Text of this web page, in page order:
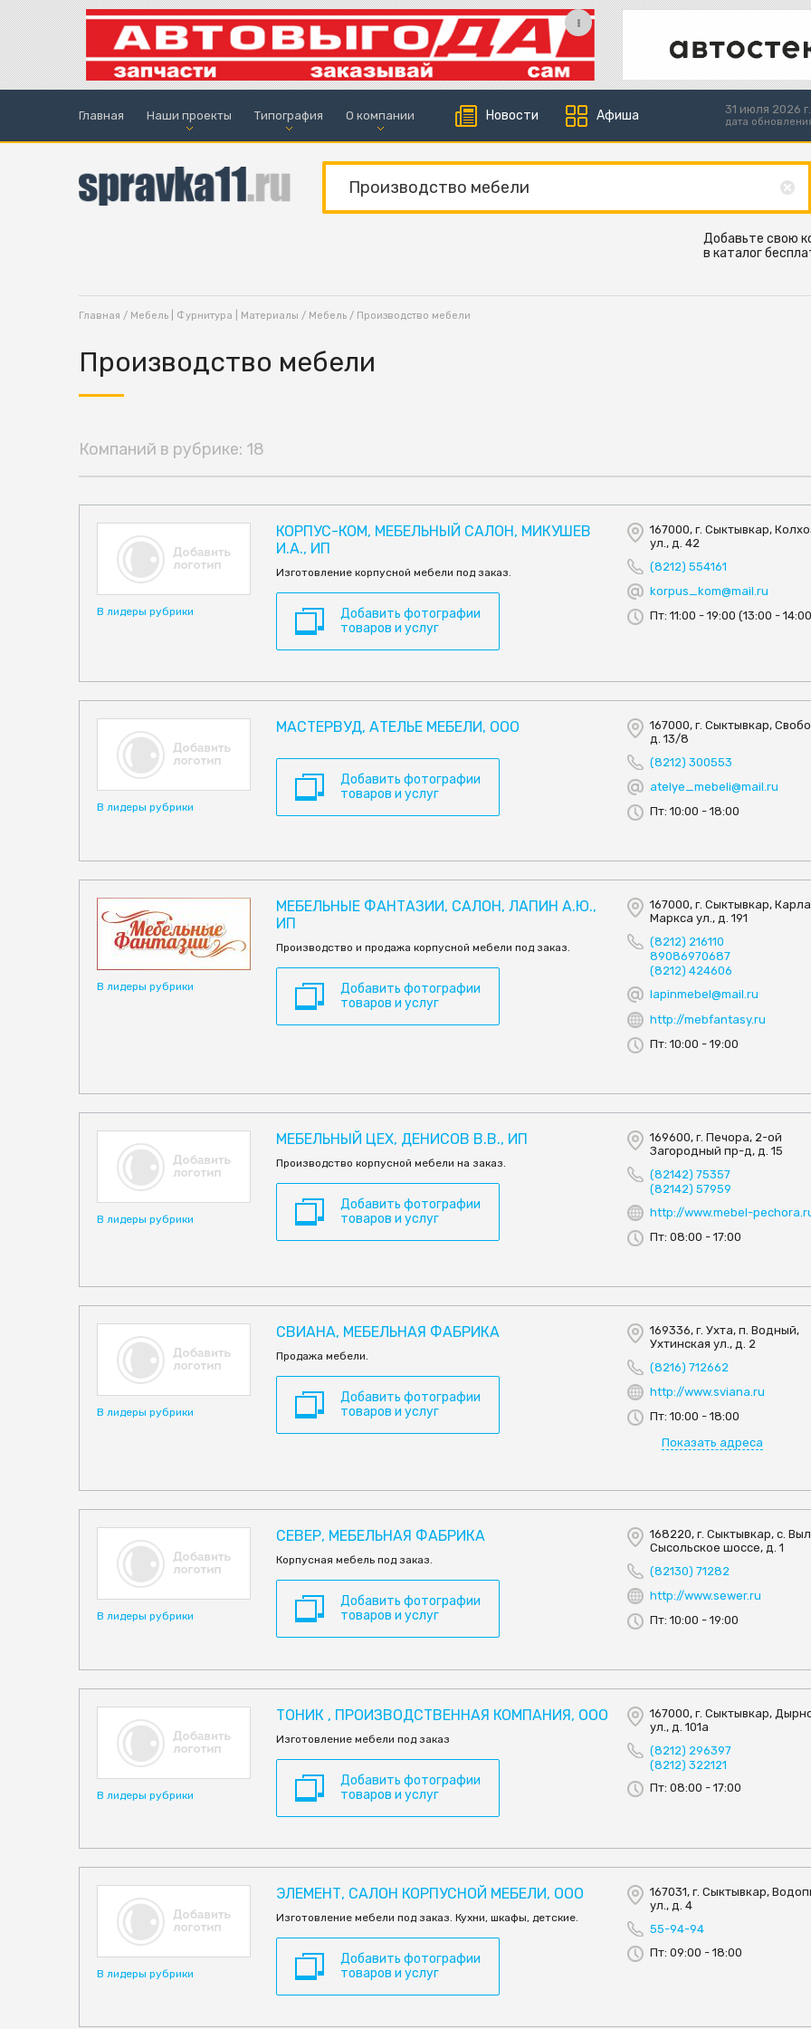
Главная Наши проекты Типография О компании Новости Афиша 31 июля 2026 г.
дата
Добавьте свою
в каталог
Главная / Мебель | Фурнитура | Материалы / Мебель / Производство мебели
Производство мебели
Компаний в рубрике: 18
В лидеры рубрики
КОРПУС-КОМ, МЕБЕЛЬНЫЙ САЛОН, МИКУШЕВ
И.А., ИП
Изготовление корпусной мебели под заказ.
Добавить фотографии
товаров и услуг
167000, г. Сыктывкар,
ул., д. 42
(8212) 554161
korpus_kom@mail.ru
Пт: 11:00 - 19:00 (13:00 -
В лидеры рубрики
МАСТЕРВУД, АТЕЛЬЕ МЕБЕЛИ, ООО
Добавить фотографии
товаров и услуг
167000, г. Сыктывкар,
д. 13/8
(8212) 300553
atelye_mebeli@mail.ru
Пт: 10:00 - 18:00
В лидеры рубрики
МЕБЕЛЬНЫЕ ФАНТАЗИИ, САЛОН, ЛАПИН А.Ю.,
ИП
Производство и продажа корпусной мебели под заказ.
Добавить фотографии
товаров и услуг
167000, г. Сыктывкар, Карла
Маркса ул., д. 191
(8212) 216110
89086970687
(8212) 424606
lapinmebel@mail.ru
http://mebfantasy.ru
Пт: 10:00 - 19:00
В лидеры рубрики
МЕБЕЛЬНЫЙ ЦЕХ, ДЕНИСОВ В.В., ИП
Производство корпусной мебели на заказ.
Добавить фотографии
товаров и услуг
169600, г. Печора, 2-ой
Загородный пр-д, д. 15
(82142) 75357
(82142) 57959
http://www.mebel-
Пт: 08:00 - 17:00
В лидеры рубрики
СВИАНА, МЕБЕЛЬНАЯ ФАБРИКА
Продажа мебели.
Добавить фотографии
товаров и услуг
169336, г. Ухта, п. Водный,
Ухтинская ул., д. 2
(8216) 712662
http://www.sviana.ru
Пт: 10:00 - 18:00
Показать адреса
В лидеры рубрики
СЕВЕР, МЕБЕЛЬНАЯ ФАБРИКА
Корпусная мебель под заказ.
Добавить фотографии
товаров и услуг
168220, г. Сыктывкар, с.
Сысольское шоссе, д. 1
(82130) 71282
http://www.sewer.ru
Пт: 10:00 - 19:00
В лидеры рубрики
ТОНИК , ПРОИЗВОДСТВЕННАЯ КОМПАНИЯ, ООО
Изготовление мебели под заказ
Добавить фотографии
товаров и услуг
167000, г. Сыктывкар,
ул., д. 101а
(8212) 296397
(8212) 322121
Пт: 08:00 - 17:00
В лидеры рубрики
ЭЛЕМЕНТ, САЛОН КОРПУСНОЙ МЕБЕЛИ, ООО
Изготовление мебели под заказ. Кухни, шкафы, детские.
Добавить фотографии
товаров и услуг
167031, г. Сыктывкар,
ул., д. 4
55-94-94
Пт: 09:00 - 18:00